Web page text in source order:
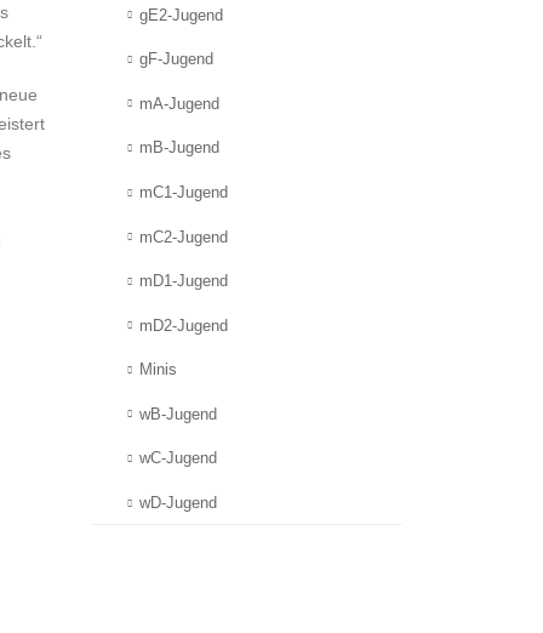
gE2-Jugend
gF-Jugend
mA-Jugend
mB-Jugend
mC1-Jugend
mC2-Jugend
mD1-Jugend
mD2-Jugend
Minis
wB-Jugend
wC-Jugend
wD-Jugend